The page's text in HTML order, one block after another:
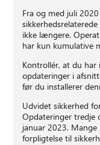
Fra og med juli
ikke længere.
har kun kumulative
Kontrollér, at du har
opdateringer i
før du installerer
Udvidet sikkerhed
Opdateringer tredje
januar 2023.
forpligtelse til